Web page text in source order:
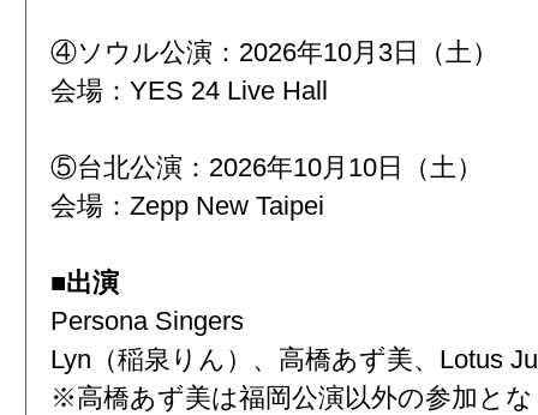
④ソウル公演：2026年10月3日（土）
会場：YES 24 Live Hall
⑤台北公演：2026年10月10日（土）
会場：Zepp New Taipei
■出演
Persona Singers
Lyn（稲泉りん）、高橋あず美、Lotus
※高橋あず美は福岡公演以外の参加と